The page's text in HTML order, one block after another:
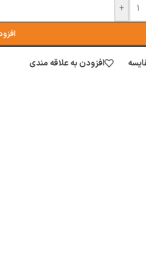
+
افزودن به علاقه مندی